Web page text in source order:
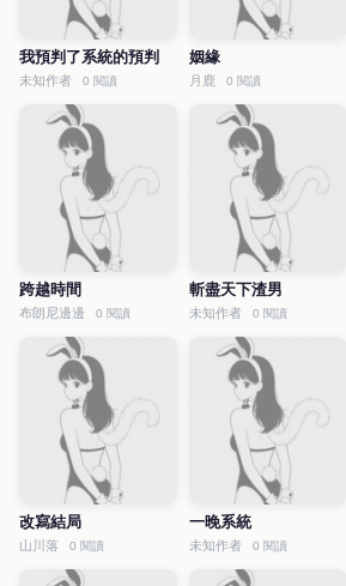
我預判了系統的預判
未知作者 0 閱讀
姻緣
月鹿 0 閱讀
跨越時間
布朗尼邊邊 0 閱讀
斬盡天下渣男
未知作者 0 閱讀
改寫結局
山川落 0 閱讀
一晚系統
未知作者 0 閱讀